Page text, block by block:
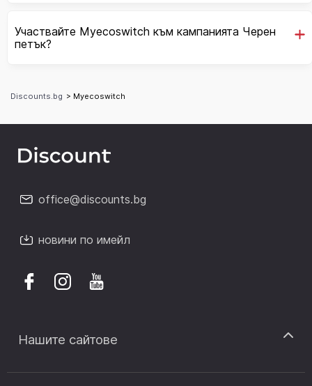
Участвайте Myecoswitch към кампанията Черен
петък?
Discounts.bg > Myecoswitch
office@discounts.bg
новини по имейл
Нашите сайтове
discount.sk